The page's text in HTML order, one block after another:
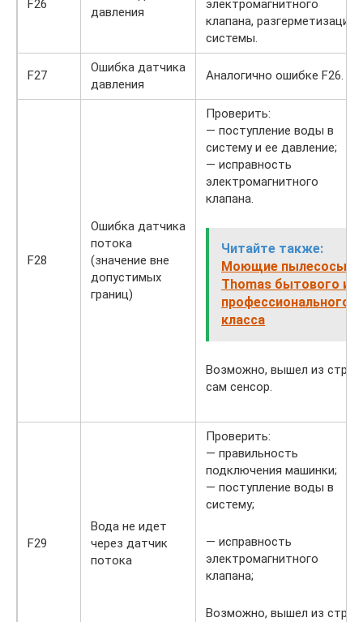
F26
давления
электромагнитного
клапана, разгерметизация
системы.
F27
Ошибка датчика
давления
Аналогично ошибке F26.
F28
Ошибка датчика
потока
(значение вне
допустимых
границ)
Проверить:
— поступление воды в
систему и ее давление;
— исправность
электромагнитного
клапана.
Читайте также:
Моющие пылесосы
Thomas бытового и
профессионального
класса
Возможно, вышел из строя
сам сенсор.
F29
Вода не идет
через датчик
потока
Проверить:
— правильность
подключения машинки;
— поступление воды в
систему;
— исправность
электромагнитного
клапана;
Возможно, вышел из строя